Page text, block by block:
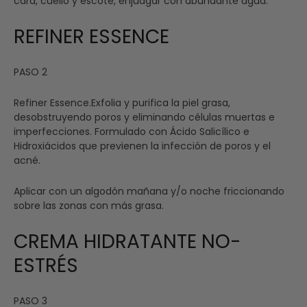
REFINER ESSENCE
PASO 2
Refiner Essence.Exfolia y purifica la piel grasa,
desobstruyendo poros y eliminando células muertas e
imperfecciones. Formulado con Ácido Salicílico e
Hidroxiácidos que previenen la infección de poros y el
acné.
Aplicar con un algodón mañana y/o noche friccionando
sobre las zonas con más grasa.
CREMA HIDRATANTE NO-
ESTRÉS
PASO 3